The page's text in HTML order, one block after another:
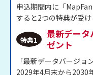
申込期間内に「
すると2つの特典が受け
特典1
最新デー
ゼント
「最新データバージ
2029年4月末から2030